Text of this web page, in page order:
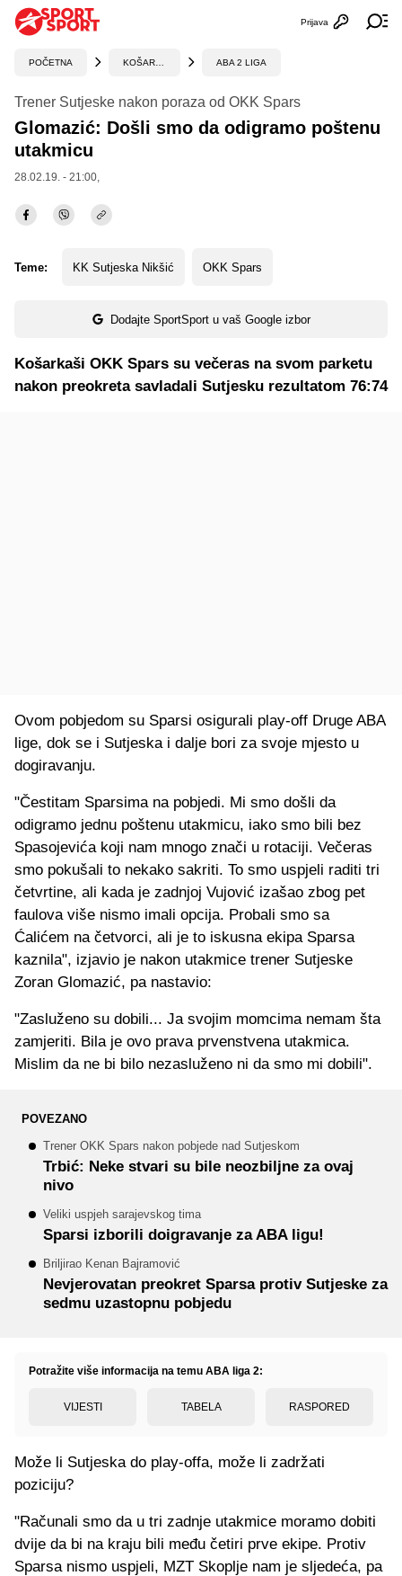
Otvori
Prijava
POČETNA ABA 2 LIGA
Trener Sutjeske nakon poraza od OKK Spars
Glomazić: Došli smo da odigramo poštenu
utakmicu
28.02.19. - 21:00,
Teme: KK Sutjeska Nikšić OKK Spars
Dodajte SportSport u vaš Google izbor
Košarkaši OKK Spars su večeras na svom parketu
nakon preokreta savladali Sutjesku rezultatom 76:74
Ovom pobjedom su Sparsi osigurali play-off Druge ABA
lige, dok se i Sutjeska i dalje bori za svoje mjesto u
dogiravanju.
"Čestitam Sparsima na pobjedi. Mi smo došli da
odigramo jednu poštenu utakmicu, iako smo bili bez
Spasojevića koji nam mnogo znači u rotaciji. Večeras
smo pokušali to nekako sakriti. To smo uspjeli raditi tri
četvrtine, ali kada je zadnjoj Vujović izašao zbog pet
faulova više nismo imali opcija. Probali smo sa
Ćalićem na četvorci, ali je to iskusna ekipa Sparsa
kaznila", izjavio je nakon utakmice trener Sutjeske
Zoran Glomazić, pa nastavio:
"Zasluženo su dobili... Ja svojim momcima nemam šta
zamjeriti. Bila je ovo prava prvenstvena utakmica.
Mislim da ne bi bilo nezasluženo ni da smo mi dobili".
POVEZANO
Trener OKK Spars nakon pobjede nad Sutjeskom
Trbić: Neke stvari su bile neozbiljne za ovaj
nivo
Veliki uspjeh sarajevskog tima
Sparsi izborili doigravanje za ABA ligu!
Briljirao Kenan Bajramović
Nevjerovatan preokret Sparsa protiv Sutjeske za
sedmu uzastopnu pobjedu
Potražite više informacija na temu ABA liga 2:
VIJESTI TABELA RASPORED
Može li Sutjeska do play-offa, može li zadržati
poziciju?
"Računali smo da u tri zadnje utakmice moramo dobiti
dvije da bi na kraju bili među četiri prve ekipe. Protiv
Sparsa nismo uspjeli, MZT Skoplje nam je sljedeća, pa